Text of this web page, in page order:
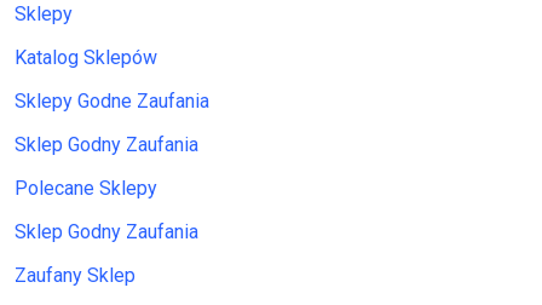
Sklepy
Katalog Sklepów
Sklepy Godne Zaufania
Sklep Godny Zaufania
Polecane Sklepy
Sklep Godny Zaufania
Zaufany Sklep